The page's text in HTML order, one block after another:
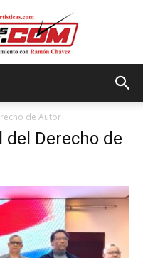
de Autor
del Derecho de